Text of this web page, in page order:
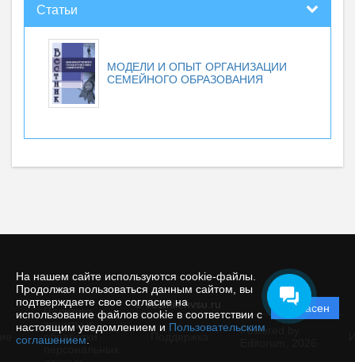
На нашем сайте используются cookie-файлы.
Продолжая пользоваться данным сайтом, вы
подтверждаете свое согласие на
использование файлов cookie в соответствии с
настоящим уведомлением и Пользовательским
соглашением
Согласен
Статьи
МОДЕЛИ И ОПЫТ ОРГАНИЗАЦИИ
СЕМЕЙНОГО ОБРАЗОВАНИЯ
© vestnik.nvsu.ru
Политика
защиты и
обработки
Powered by